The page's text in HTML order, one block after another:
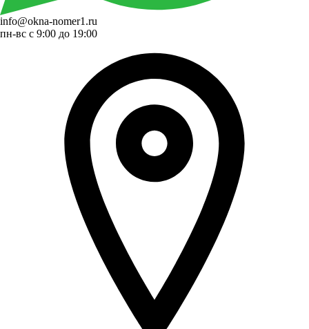
info@okna-nomer1.ru
пн-вс с 9:00 до 19:00